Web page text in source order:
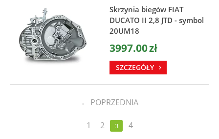
Skrzynia biegów FIAT
DUCATO II 2,8 JTD - symbol
20UM18
3997.00zł
SZCZEGÓŁY
← POPRZEDNIA
1 2 3 4